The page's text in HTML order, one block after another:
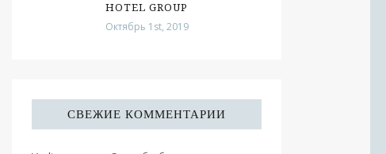
HOTEL GROUP
Октябрь 1st, 2019
СВЕЖИЕ КОММЕНТАРИИ